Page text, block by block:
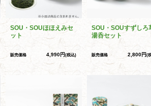
SOU・SOUほほえみセ
ット
販売価格 4,990円(税込)
SOU・SOUすずしろ
湯呑セット
販売価格 2,800円(